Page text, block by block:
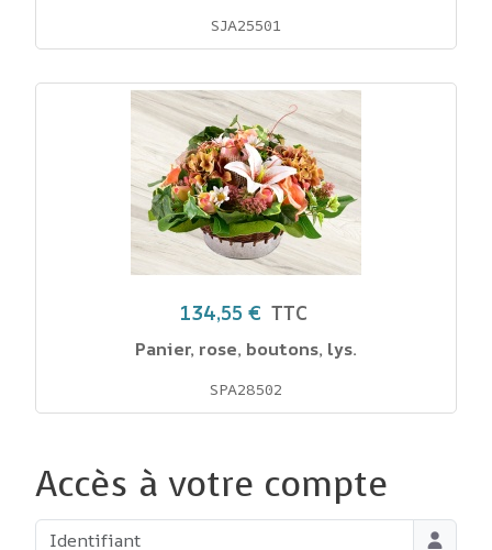
SJA25501
134,55 € TTC
Panier, rose, boutons, lys.
SPA28502
Accès à votre compte
Identifiant